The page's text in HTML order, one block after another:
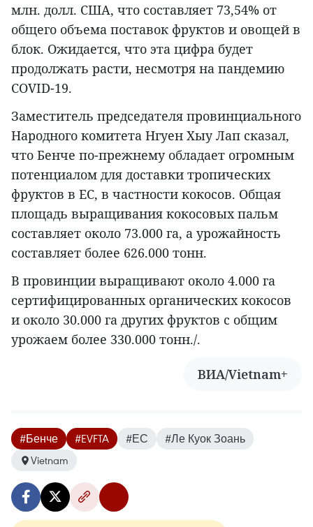
млн. долл. США, что составляет 73,54% от
общего объема поставок фруктов и овощей в
блок. Ожидается, что эта цифра будет
продолжать расти, несмотря на пандемию
COVID-19.
Заместитель председателя провинциального
Народного комитета Нгуен Хыу Лап сказал,
что Бенче по-прежнему обладает огромным
потенциалом для доставки тропических
фруктов в ЕС, в частности кокосов. Общая
площадь выращивания кокосовых пальм
составляет около 73.000 га, а урожайность
составляет более 626.000 тонн.
В провинции выращивают около 4.000 га
сертифицированных органических кокосов
и около 30.000 га других фруктов с общим
урожаем более 330.000 тонн./.
ВИА/Vietnam+
#Бенче #EVFTA #ЕС
#Ле Куок Зоань
Vietnam